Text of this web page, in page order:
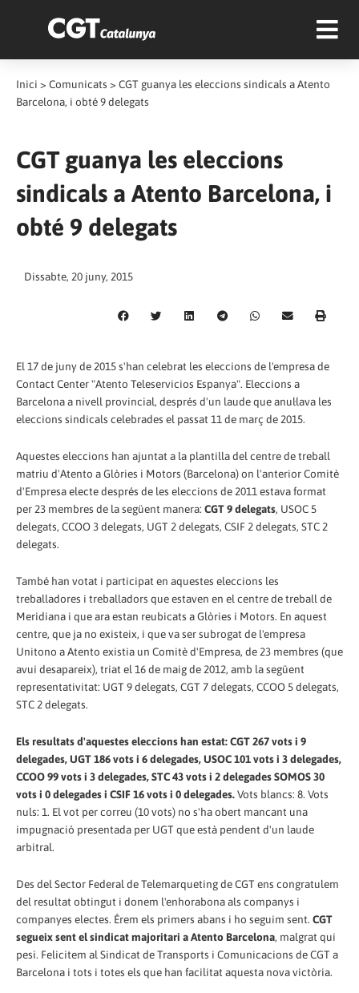
Inici > Comunicats > CGT guanya les eleccions sindicals a Atento
Barcelona, i obté 9 delegats
CGT guanya les eleccions
sindicals a Atento Barcelona, i
obté 9 delegats
Dissabte, 20 juny, 2015
El 17 de juny de 2015 s'han celebrat les eleccions de l'empresa de
Contact Center "Atento Teleservicios Espanya". Eleccions a
Barcelona a nivell provincial, després d'un laude que anul·lava les
eleccions sindicals celebrades el passat 11 de març de 2015.
Aquestes eleccions han ajuntat a la plantilla del centre de treball
matriu d'Atento a Glòries i Motors (Barcelona) on l'anterior Comitè
d'Empresa electe després de les eleccions de 2011 estava format
per 23 membres de la següent manera: CGT 9 delegats, USOC 5
delegats, CCOO 3 delegats, UGT 2 delegats, CSIF 2 delegats, STC 2
delegats.
També han votat i participat en aquestes eleccions les
treballadores i treballadors que estaven en el centre de treball de
Meridiana i que ara estan reubicats a Glòries i Motors. En aquest
centre, que ja no existeix, i que va ser subrogat de l'empresa
Unitono a Atento existia un Comitè d'Empresa, de 23 membres (que
avui desapareix), triat el 16 de maig de 2012, amb la següent
representativitat: UGT 9 delegats, CGT 7 delegats, CCOO 5 delegats,
STC 2 delegats.
Els resultats d'aquestes eleccions han estat: CGT 267 vots i 9
delegades, UGT 186 vots i 6 delegades, USOC 101 vots i 3 delegades,
CCOO 99 vots i 3 delegades, STC 43 vots i 2 delegades SOMOS 30
vots i 0 delegades i CSIF 16 vots i 0 delegades.Vots blancs: 8. Vots
nuls: 1. El vot per correu (10 vots) no s'ha obert mancant una
impugnació presentada per UGT que està pendent d'un laude
arbitral.
Des del Sector Federal de Telemarqueting de CGT ens congratulem
del resultat obtingut i donem l'enhorabona als companys i
companyes electes. Érem els primers abans i ho seguim sent. CGT
segueix sent el sindicat majoritari a Atento Barcelona, malgrat qui
pesi. Felicitem al Sindicat de Transports i Comunicacions de CGT a
Barcelona i tots i totes els que han facilitat aquesta nova victòria.